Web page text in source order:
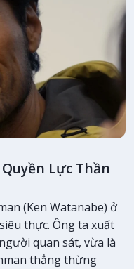
Lực Thần
(Ken Watanabe) ở
thực. Ông ta xuất
quan sát, vừa là
thẳng thừng